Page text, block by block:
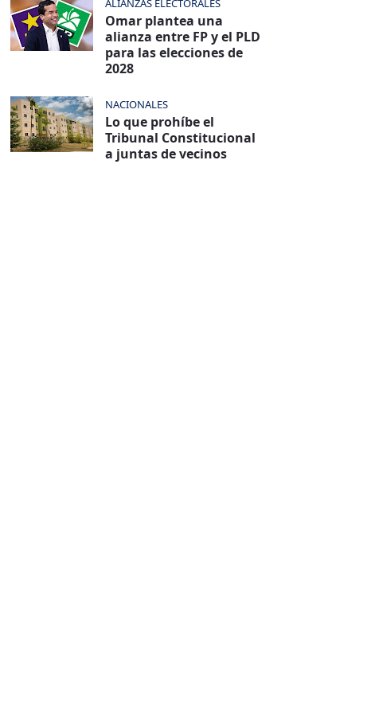
ALIANZAS ELECTORALES
Omar plantea una
alianza entre FP y el PLD
para las elecciones de
2028
NACIONALES
Lo que prohíbe el
Tribunal Constitucional
a juntas de vecinos